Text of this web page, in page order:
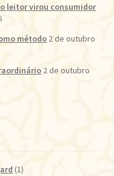
leitor virou consumidor
método 2 de outubro
2 de outubro
(1)